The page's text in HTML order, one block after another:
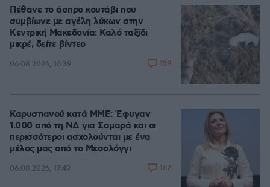
Πέθανε το άσπρο κουτάβι που
συμβίωνε με αγέλη λύκων στην
Κεντρική Μακεδονία: Καλό ταξίδι
μικρέ, δείτε βίντεο
06.08.2026, 16:39 159
Καρυστιανού κατά ΜΜΕ: Έφυγαν
1.000 από τη ΝΔ για Σαμαρά και οι
περισσότεροι ασχολούνται με ένα
μέλος μας από το Μεσολόγγι
06.08.2026, 17:49 162